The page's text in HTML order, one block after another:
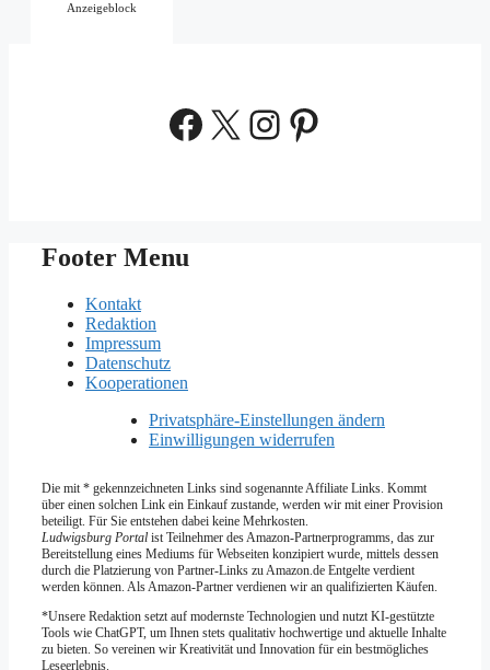
Anzeigeblock
Facebook
X Instagram
Pinterest
Footer Menu
Kontakt
Redaktion
Impressum
Datenschutz
Kooperationen
Privatsphäre-Einstellungen ändern
Einwilligungen widerrufen
Die mit * gekennzeichneten Links sind sogenannte Affiliate Links. Kommt
über einen solchen Link ein Einkauf zustande, werden wir mit­ einer Provision
beteiligt. Für Sie entstehen dabei keine Mehrkosten.
Ludwigsburg Portal ist Teilnehmer des Amazon-Partnerprogramms, das zur
Bereitstellung eines Mediums für Webseiten konzipiert wurde, mittels dessen
durch die Platzierung von Partner-Links zu Amazon.de Entgelte verdient
werden können. Als Amazon-Partner verdienen wir an qualifizierten Käufen.
*Unsere Redaktion setzt auf modernste Technologien und nutzt KI-gestützte
Tools wie ChatGPT, um Ihnen stets qualitativ hochwertige und aktuelle Inhalte
zu bieten. So vereinen wir Kreativität und Innovation für ein bestmögliches
Leseerlebnis.